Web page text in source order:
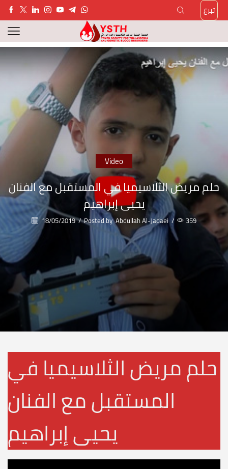
تبرع
Video
حلم مريض الثلاسيميا في المستقبل مع الفنان
يحيى إبراهيم
18/05/2019 / Posted by Abdullah Al-Jadaei / 359
حلم مريض الثلاسيميا في
المستقبل مع الفنان
يحيى إبراهيم